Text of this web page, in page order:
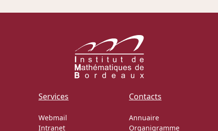
Services
Webmail
Intranet
Contacts
Annuaire
Organigramme